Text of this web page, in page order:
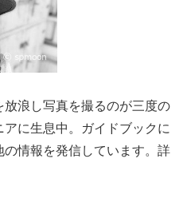
浪し写真を撮るのが三度の
に生息中。ガイドブックに
情報を発信しています。詳